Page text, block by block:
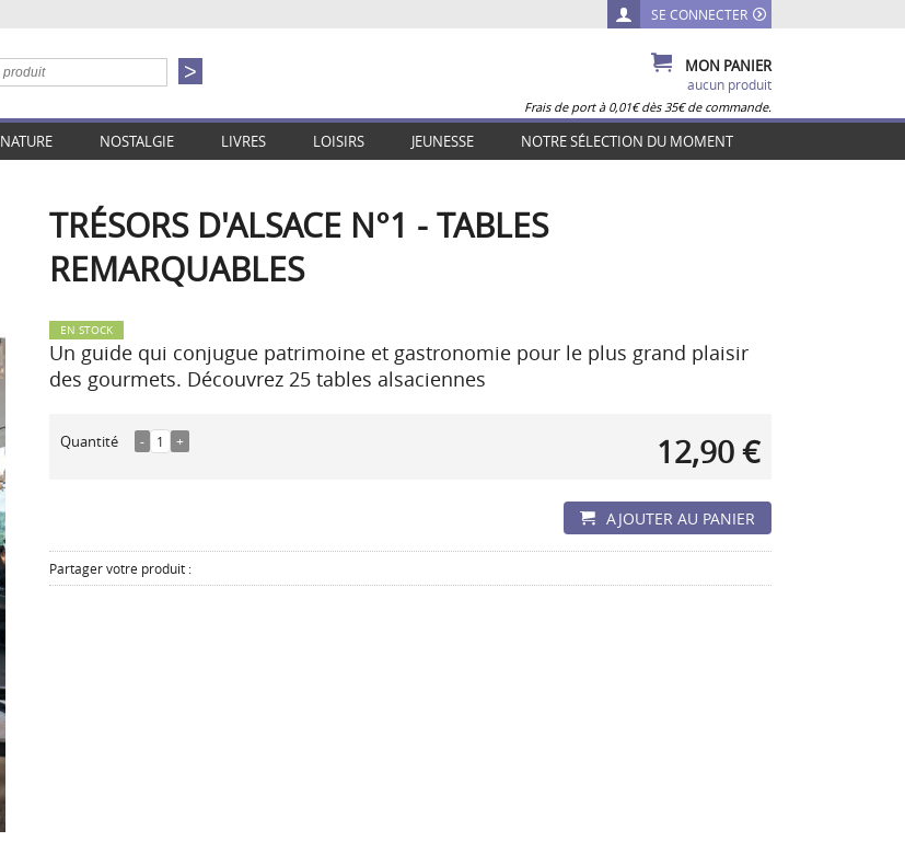
SE CONNECTER
MON PANIER
aucun produit
Frais de port à 0,01€ dès 35€ de commande.
NATURE NOSTALGIE LIVRES LOISIRS JEUNESSE NOTRE SÉLECTION DU MOMENT
TRÉSORS D'ALSACE N°1 - TABLES
REMARQUABLES
EN STOCK
Un guide qui conjugue patrimoine et gastronomie pour le plus grand plaisir
des gourmets. Découvrez 25 tables alsaciennes
Quantité - 1 + 12,90 €
AJOUTER AU PANIER
Partager votre produit :